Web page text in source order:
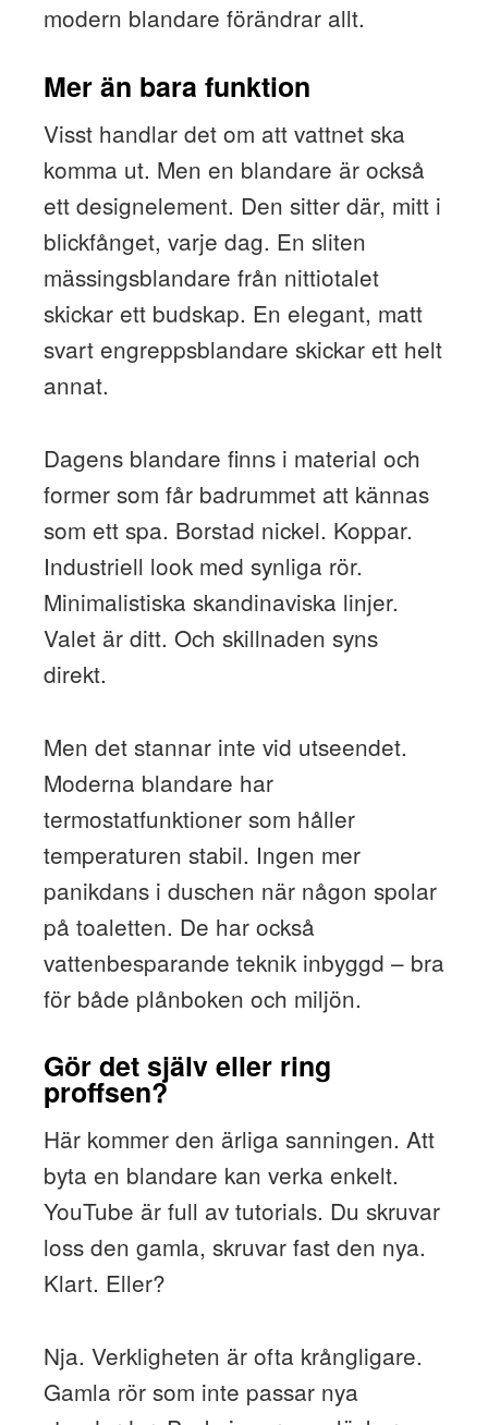
modern blandare förändrar allt.
Mer än bara funktion
Visst handlar det om att vattnet ska
komma ut. Men en blandare är också
ett designelement. Den sitter där, mitt i
blickfånget, varje dag. En sliten
mässingsblandare från nittiotalet
skickar ett budskap. En elegant, matt
svart engreppsblandare skickar ett helt
annat.
Dagens blandare finns i material och
former som får badrummet att kännas
som ett spa. Borstad nickel. Koppar.
Industriell look med synliga rör.
Minimalistiska skandinaviska linjer.
Valet är ditt. Och skillnaden syns
direkt.
Men det stannar inte vid utseendet.
Moderna blandare har
termostatfunktioner som håller
temperaturen stabil. Ingen mer
panikdans i duschen när någon spolar
på toaletten. De har också
vattenbesparande teknik inbyggd – bra
för både plånboken och miljön.
Gör det själv eller ring
proffsen?
Här kommer den ärliga sanningen. Att
byta en blandare kan verka enkelt.
YouTube är full av tutorials. Du skruvar
loss den gamla, skruvar fast den nya.
Klart. Eller?
Nja. Verkligheten är ofta krångligare.
Gamla rör som inte passar nya